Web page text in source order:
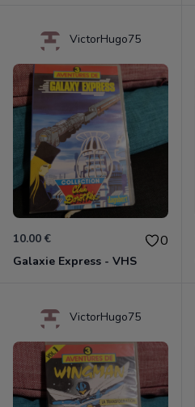
VictorHugo75
10.00 € 0
Galaxie Express - VHS
VictorHugo75